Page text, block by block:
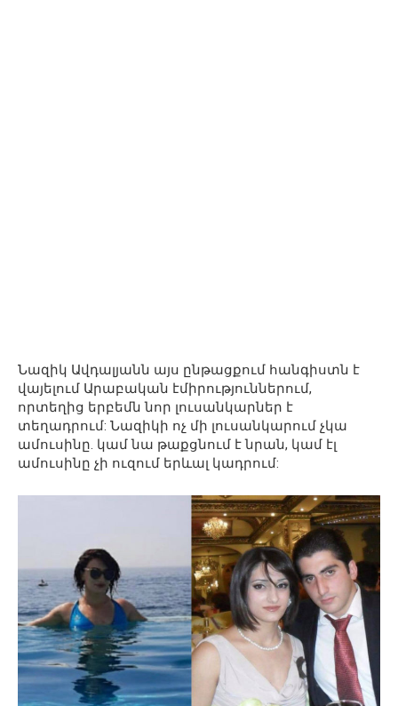
Նազիկ Ավդալյանն այս ընթացքում հանգիստն է
վայելում Արաբական էմիրություններում,
որտեղից երբեմն նոր լուսանկարներ է
տեղադրում: Նազիկի ոչ մի լուսանկարում չկա
ամուսինը. կամ նա թաքցնում է նրան, կամ էլ
ամուսինը չի ուզում երևալ կադրում: